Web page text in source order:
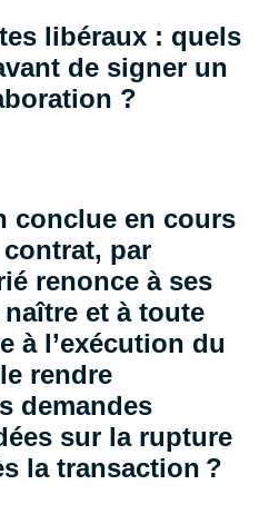
libéraux : quels
de signer un
?
conclue en cours
par
renonce à ses
et à toute
à l’exécution du
rendre
demandes
sur la rupture
la transaction ?